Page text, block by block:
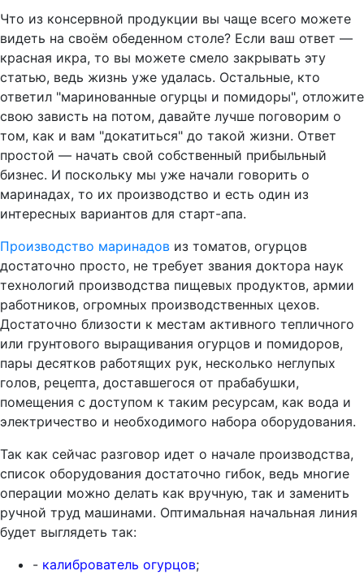
Что из консервной продукции вы чаще всего можете
видеть на своём обеденном столе? Если ваш ответ —
красная икра, то вы можете смело закрывать эту
статью, ведь жизнь уже удалась. Остальные, кто
ответил "маринованные огурцы и помидоры", отложите
свою зависть на потом, давайте лучше поговорим о
том, как и вам "докатиться" до такой жизни. Ответ
простой — начать свой собственный прибыльный
бизнес. И поскольку мы уже начали говорить о
маринадах, то их производство и есть один из
интересных вариантов для старт-апа.
Производство маринадов из томатов, огурцов
достаточно просто, не требует звания доктора наук
технологий производства пищевых продуктов, армии
работников, огромных производственных цехов.
Достаточно близости к местам активного тепличного
или грунтового выращивания огурцов и помидоров,
пары десятков работящих рук, несколько неглупых
голов, рецепта, доставшегося от прабабушки,
помещения с доступом к таким ресурсам, как вода и
электричество и необходимого набора оборудования.
Так как сейчас разговор идет о начале производства,
список оборудования достаточно гибок, ведь многие
операции можно делать как вручную, так и заменить
ручной труд машинами. Оптимальная начальная линия
будет выглядеть так:
- калиброватель огурцов;